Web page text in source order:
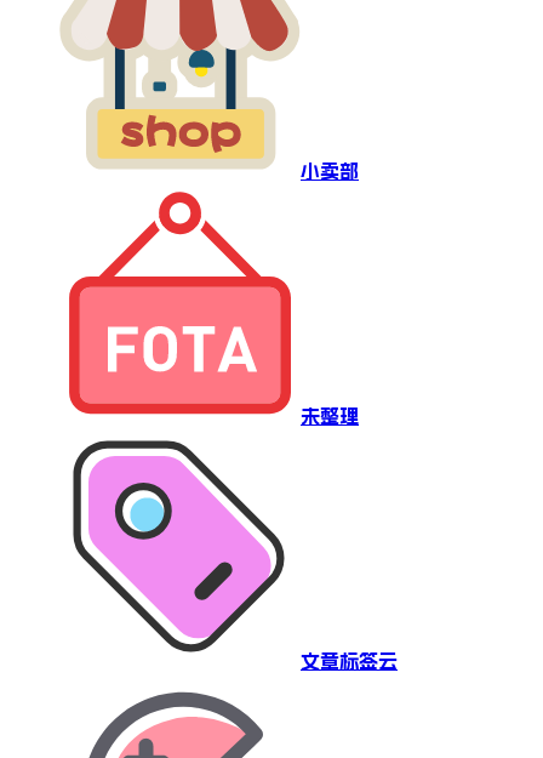
小卖部
未整理
文章标签云